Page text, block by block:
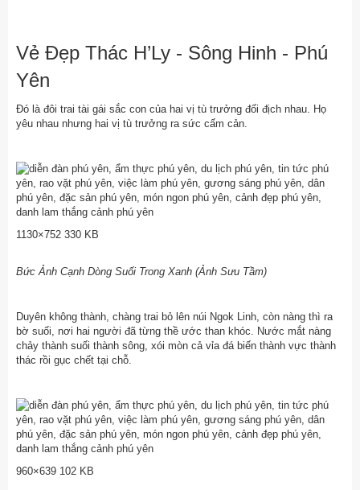
Vẻ Đẹp Thác H’Ly - Sông Hinh - Phú
Yên
Đó là đôi trai tài gái sắc con của hai vị tù trưởng đối địch nhau. Họ
yêu nhau nhưng hai vị tù trưởng ra sức cấm cản.
1130×752 330 KB
Bức Ảnh Cạnh Dòng Suối Trong Xanh (Ảnh Sưu Tầm)
Duyên không thành, chàng trai bỏ lên núi Ngok Linh, còn nàng thì ra
bờ suối, nơi hai người đã từng thề ước than khóc. Nước mắt nàng
chảy thành suối thành sông, xói mòn cả vỉa đá biến thành vực thành
thác rồi gục chết tại chỗ.
960×639 102 KB